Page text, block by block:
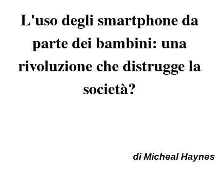
L'uso degli smartphone da
parte dei bambini: una
rivoluzione che distrugge la
società?
di Micheal Haynes